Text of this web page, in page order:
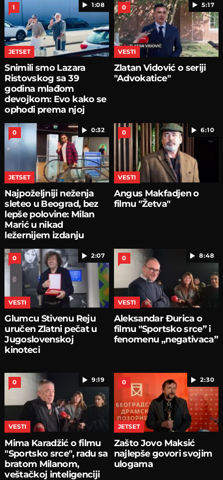
1:08
1
JETSET
Snimili smo Lazara
Ristovskog sa 39
godina mlađom
devojkom: Evo kako se
ophodi prema njoj
5:17
0
VESTI
Zlatan Vidović o seriji
"Advokatice"
0:32
0
JETSET
Najpoželjniji neženja
sleteo u Beograd, bez
lepše polovine: Milan
Marić u nikad
ležernijem izdanju
6:10
0
VESTI
Angus Makfadjen o
filmu "Žetva"
2:07
0
VESTI
Glumcu Stivenu Reju
uručen Zlatni pečat u
Jugoslovenskoj
kinoteci
8:48
0
VESTI
Aleksandar Đurica o
filmu "Sportsko srce” i
fenomenu „negativaca”
9:19
0
VESTI
Mima Karadžić o filmu
"Sportsko srce", radu sa
bratom Milanom,
veštačkoj inteligenciji
2:30
0
JETSET
Zašto Jovo Maksić
najlepše govori svojim
ulogama